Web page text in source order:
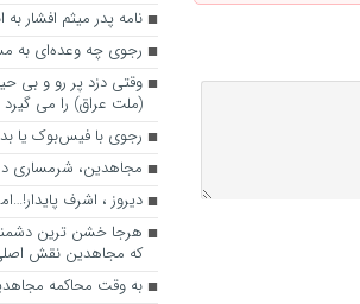
نامه پدر میثم افشار
رجوی چه وعده‌ای به
وقتی دزد پر رو و بی
(ملت عراق) را می گیرد
رجوی با فیس‌بوک یا
مجاهدین، شرم‎ساری در نروژ، باخت در فرانسه
ديروز ، اشرف
که مجاهدین نقش
به وقت محاکمه